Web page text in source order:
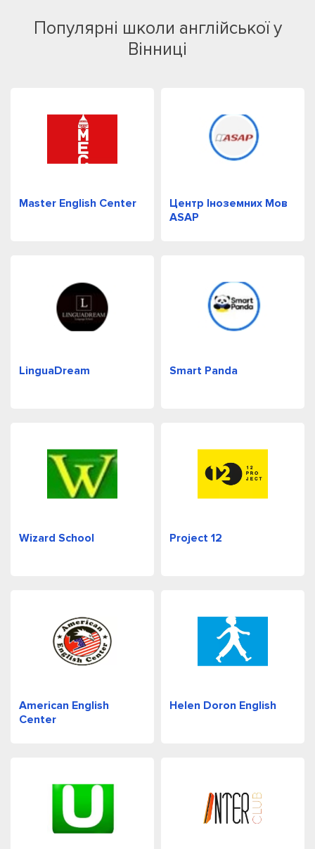
Популярні школи англійської у
Вінниці
Master English Center
Центр Іноземних Мов
ASAP
LinguaDream Smart Panda
Wizard School Project 12
American English
Center
Helen Doron English